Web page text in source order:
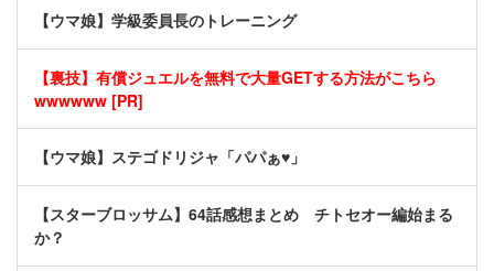
【ウマ娘】学級委員長のトレーニング
【裏技】有償ジュエルを無料で大量GETする方法がこちら
wwwwww [PR]
【ウマ娘】ステゴドリジャ「パパぁ♥」
【スターブロッサム】64話感想まとめ チトセオー編始まる
か？